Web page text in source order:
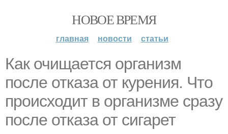
НОВОЕ ВРЕМЯ
главная новости статьи
Как очищается организм
после отказа от курения. Что
происходит в организме сразу
после отказа от сигарет